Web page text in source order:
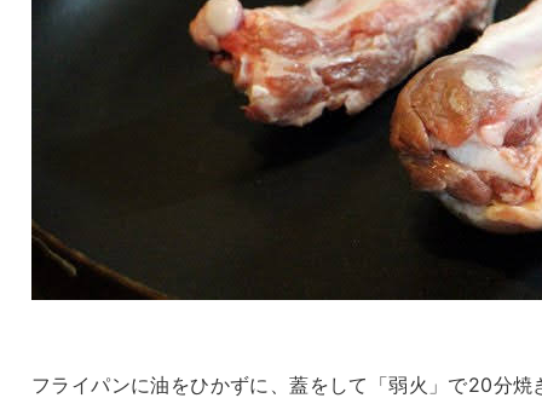
フライパンに油をひかずに、蓋をして「弱火」で20分焼